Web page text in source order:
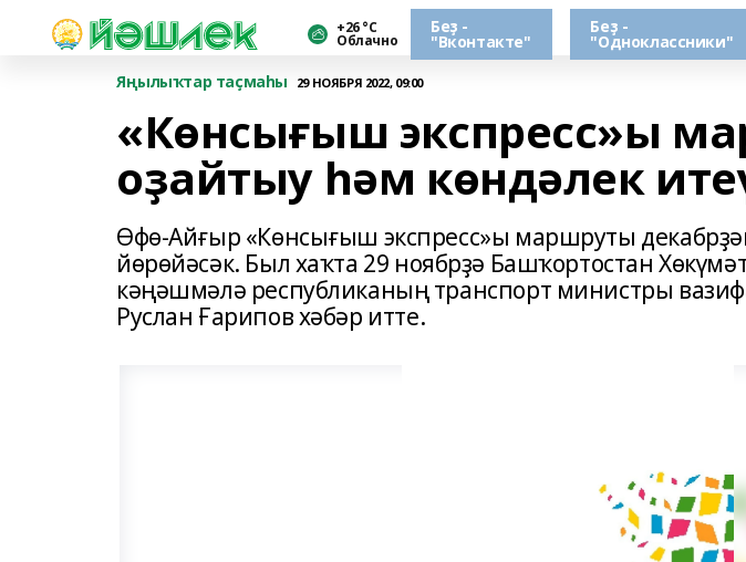
+26 °С
Облачно
Беҙ -
"Вконтакте"
Беҙ -
"Одноклассники"
Яңылыҡтар таҫмаһы
29 НОЯБРЯ 2022, 09:00
«Көнсығыш экспресс»ы
оҙайтыу һәм көндәлек
Өфө-Айғыр «Көнсығыш экспресс»ы маршруты
йөрөйәсәк. Был хаҡта 29 ноябрҙә Башҡортостан
кәңәшмәлә республиканың транспорт министры
Руслан Ғарипов хәбәр итте.